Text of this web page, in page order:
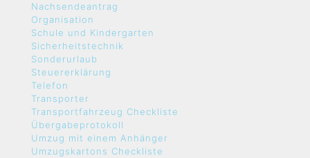
Nachsendeantrag
Organisation
Schule und Kindergarten
Sicherheitstechnik
Sonderurlaub
Steuererklärung
Telefon
Transporter
Transportfahrzeug Checkliste
Übergabeprotokoll
Umzug mit einem Anhänger
Umzugskartons Checkliste